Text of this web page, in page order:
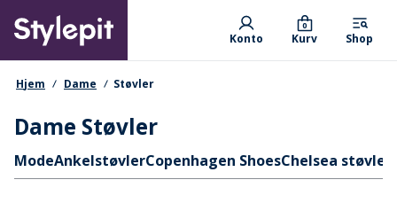
main
content
Primary departments
Konto Kurv
0
Shop
navigationssti
Hjem Dame Støvler
Dame Støvler
Hurtige links
ModeAnkelstøvlerCopenhagen ShoesChelsea støvler